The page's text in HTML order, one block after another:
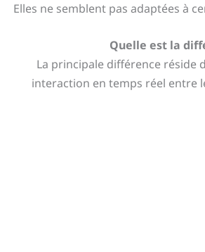
Elles ne semblent pas adaptées à
Quelle est la
La principale différence réside
interaction en temps réel entre